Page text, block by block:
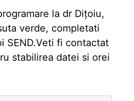
la dr Dițoiu,
verde, completati
SEND.Veti fi contactat
stabilirea datei si orei